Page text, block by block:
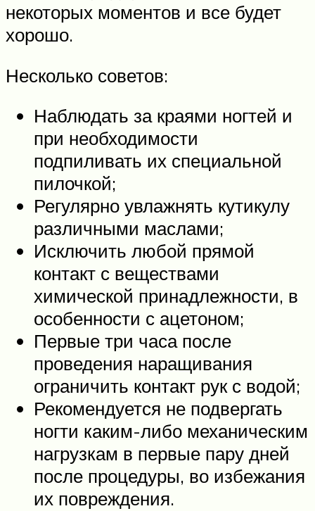
некоторых моментов и все будет
хорошо.
Несколько советов:
Наблюдать за краями ногтей и
при необходимости
подпиливать их специальной
пилочкой;
Регулярно увлажнять кутикулу
различными маслами;
Исключить любой прямой
контакт с веществами
химической принадлежности, в
особенности с ацетоном;
Первые три часа после
проведения наращивания
ограничить контакт рук с водой;
Рекомендуется не подвергать
ногти каким-либо механическим
нагрузкам в первые пару дней
после процедуры, во избежания
их повреждения.